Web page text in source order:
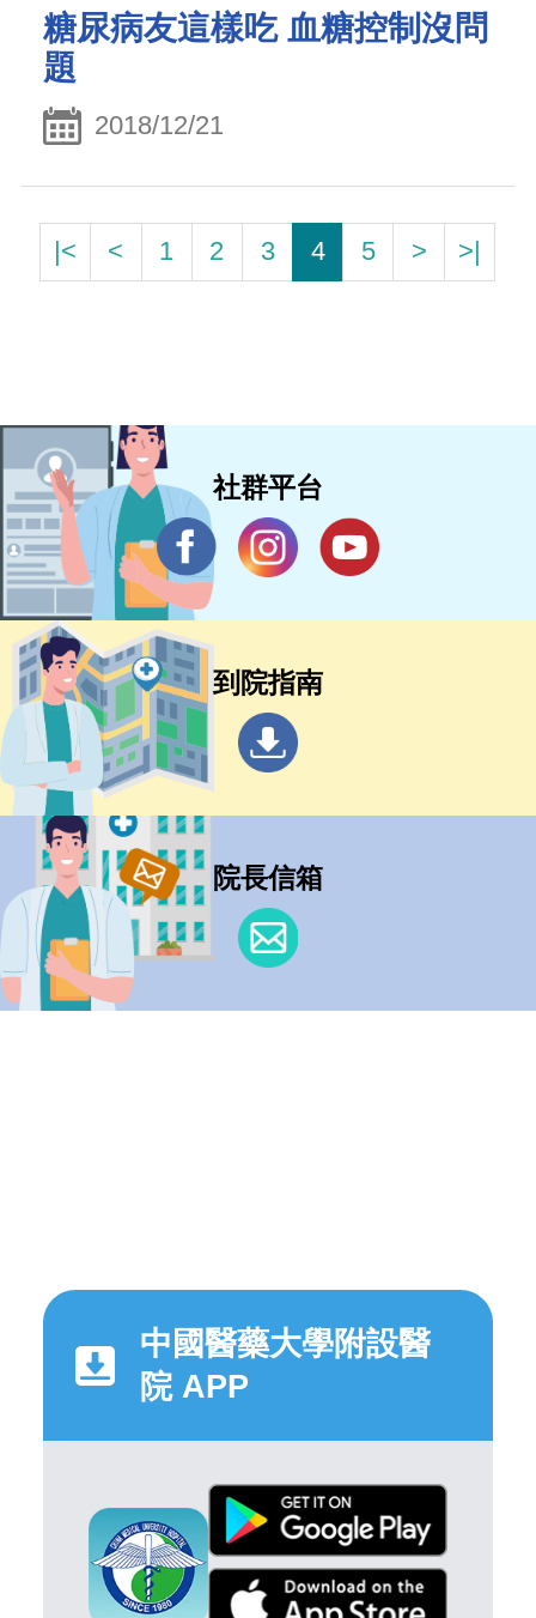
糖尿病友這樣吃 血糖控制沒問
題
2018/12/21
|< < 1 2 3 4 5 > >|
社群平台
到院指南
院長信箱
中國醫藥大學附設醫
院 APP